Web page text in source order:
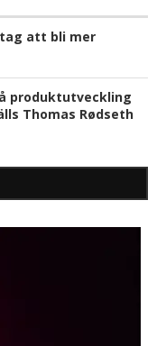
att bli mer
produktutveckling
Thomas Rødseth